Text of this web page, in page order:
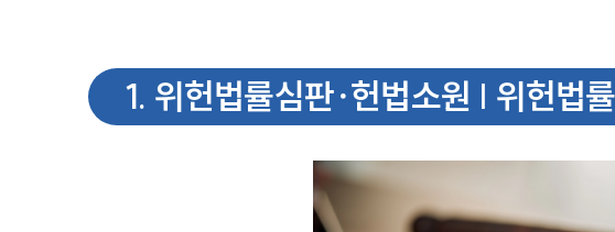
1. 위헌법률심판∙헌법소원 | 위헌법